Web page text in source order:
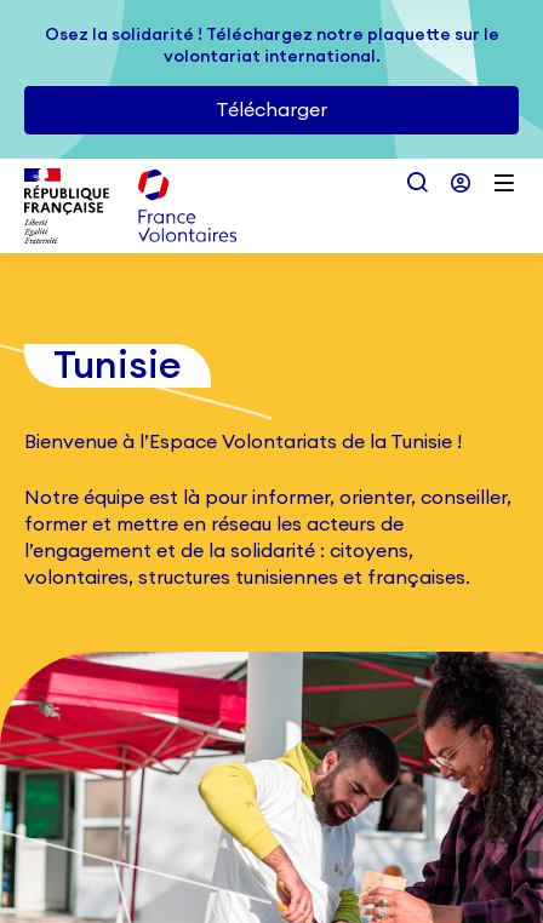
Passer au contenu principal
Osez la solidarité ! Téléchargez notre plaquette sur le
volontariat international.
Télécharger
Osez la solidarité ! Téléchargez notre plaquette sur le
volontariat international.
Télécharger
Tunisie
Bienvenue à l’Espace Volontariats de la Tunisie !
Notre équipe est là pour informer, orienter, conseiller,
former et mettre en réseau les acteurs de
l’engagement et de la solidarité : citoyens,
volontaires, structures tunisiennes et françaises.